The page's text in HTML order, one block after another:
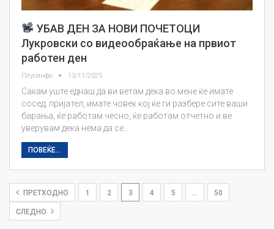
УБАВ ДЕН ЗА НОВИ ПОЧЕТОЦИ
Лукровски со видеообраќање на првиот
работен ден
Плусинфо 13/11/2025
Сакам уште еднаш да ви ветам дека во мене ќе имате
сосед, пријател, имате човек кој ќе ги разбере сите ваши
барања, ќе работам чесно, ќе работам отчетно и ве
уверувам дека нема да се…
ПОВЕЌЕ...
ПРЕТХОДНО 1 2 3 4 5 50
СЛЕДНО